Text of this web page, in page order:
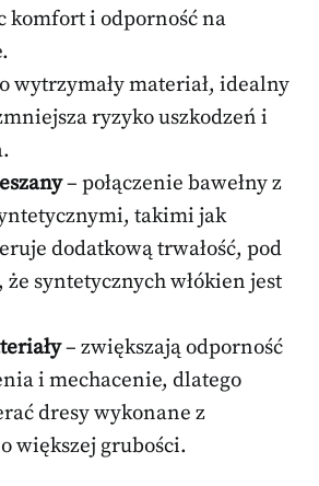
komfort i odporność na
wytrzymały materiał, idealny
ryzyko uszkodzeń i
– połączenie bawełny z
takimi jak
dodatkową trwałość, pod
syntetycznych włókien jest
– zwiększają odporność
i mechacenie, dlatego
dresy wykonane z
większej grubości.